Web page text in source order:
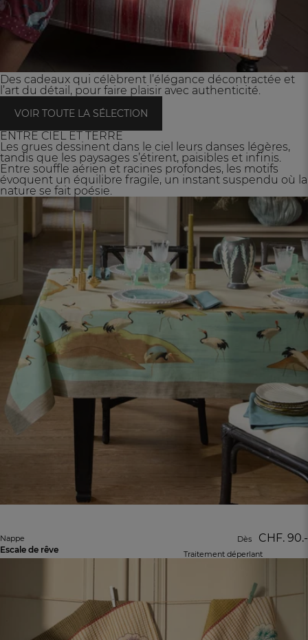
Des cadeaux qui célèbrent l’élégance décontractée et
l’art du détail, pour faire plaisir avec authenticité.
VOIR TOUTE LA SÉLECTION
ENTRE CIEL ET TERRE
Les grues dessinent dans le ciel leurs danses légères,
tandis que les paysages s’étirent, paisibles et infinis.
Entre souffle aérien et racines profondes, les motifs
évoquent un équilibre fragile, un instant suspendu où la
nature se fait poésie.
Nappe
Escale de rêve
Dès CHF. 90.-
Traitement déperlant